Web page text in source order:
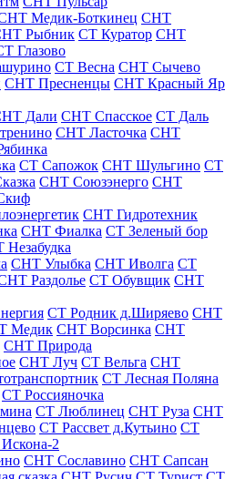
Медик-Боткинец СНТ
Рыбник СТ Куратор СНТ
Глазово
СТ Весна СНТ Сычево
СНТ Пресненцы СНТ Красный Яр
Дали СНТ Спасское СТ Даль
СНТ Ласточка СНТ
СТ Сапожок СНТ Шульгино СТ
СНТ Союзэнерго СНТ
СНТ Гидротехник
СНТ Фиалка СТ Зеленый бор
СНТ Улыбка СНТ Иволга СТ
Раздолье СТ Обувщик СНТ
СТ Родник д.Ширяево СНТ
Медик СНТ Ворсинка СНТ
СНТ Природа
СНТ Луч СТ Вельга СНТ
СТ Лесная Поляна
СТ Россияночка
СТ Люблинец СНТ Руза СНТ
СТ Рассвет д.Кутьино СТ
2
СНТ Сославино СНТ Сапсан